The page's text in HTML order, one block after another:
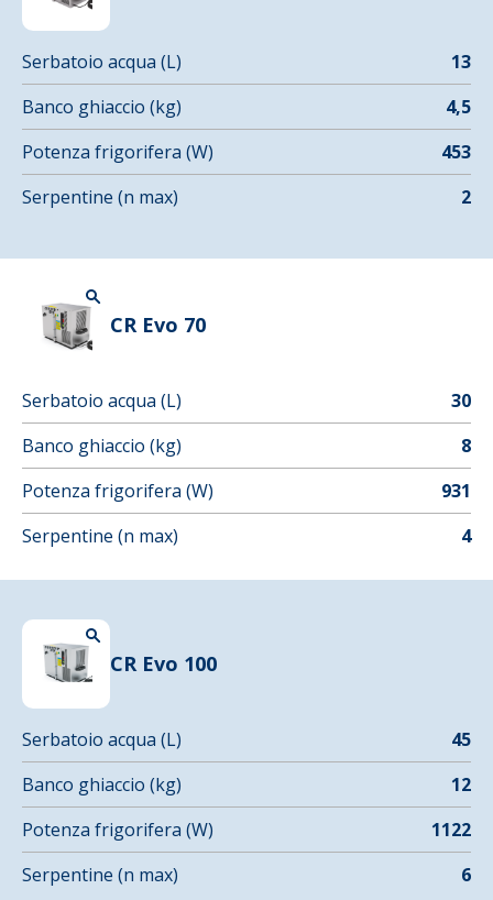
Serbatoio acqua (L)
13
Banco ghiaccio (kg)
4,5
Potenza frigorifera (W)
453
Serpentine (n max)
2
CR Evo 70
Serbatoio acqua (L)
30
Banco ghiaccio (kg)
8
Potenza frigorifera (W)
931
Serpentine (n max)
4
CR Evo 100
Serbatoio acqua (L)
45
Banco ghiaccio (kg)
12
Potenza frigorifera (W)
1122
Serpentine (n max)
6